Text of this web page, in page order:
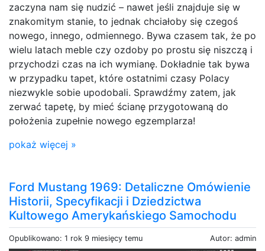
zaczyna nam się nudzić – nawet jeśli znajduje się w
znakomitym stanie, to jednak chciałoby się czegoś
nowego, innego, odmiennego. Bywa czasem tak, że po
wielu latach meble czy ozdoby po prostu się niszczą i
przychodzi czas na ich wymianę. Dokładnie tak bywa
w przypadku tapet, które ostatnimi czasy Polacy
niezwykle sobie upodobali. Sprawdźmy zatem, jak
zerwać tapetę, by mieć ścianę przygotowaną do
położenia zupełnie nowego egzemplarza!
pokaż więcej »
Ford Mustang 1969: Detaliczne Omówienie
Historii, Specyfikacji i Dziedzictwa
Kultowego Amerykańskiego Samochodu
Opublikowano: 1 rok 9 miesięcy temu Autor: admin